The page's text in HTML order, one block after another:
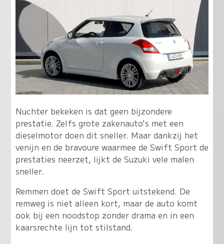
Nuchter bekeken is dat geen bijzondere
prestatie. Zelfs grote zakenauto's met een
dieselmotor doen dit sneller. Maar dankzij het
venijn en de bravoure waarmee de Swift Sport de
prestaties neerzet, lijkt de Suzuki vele malen
sneller.
Remmen doet de Swift Sport uitstekend. De
remweg is niet alleen kort, maar de auto komt
ook bij een noodstop zonder drama en in een
kaarsrechte lijn tot stilstand.